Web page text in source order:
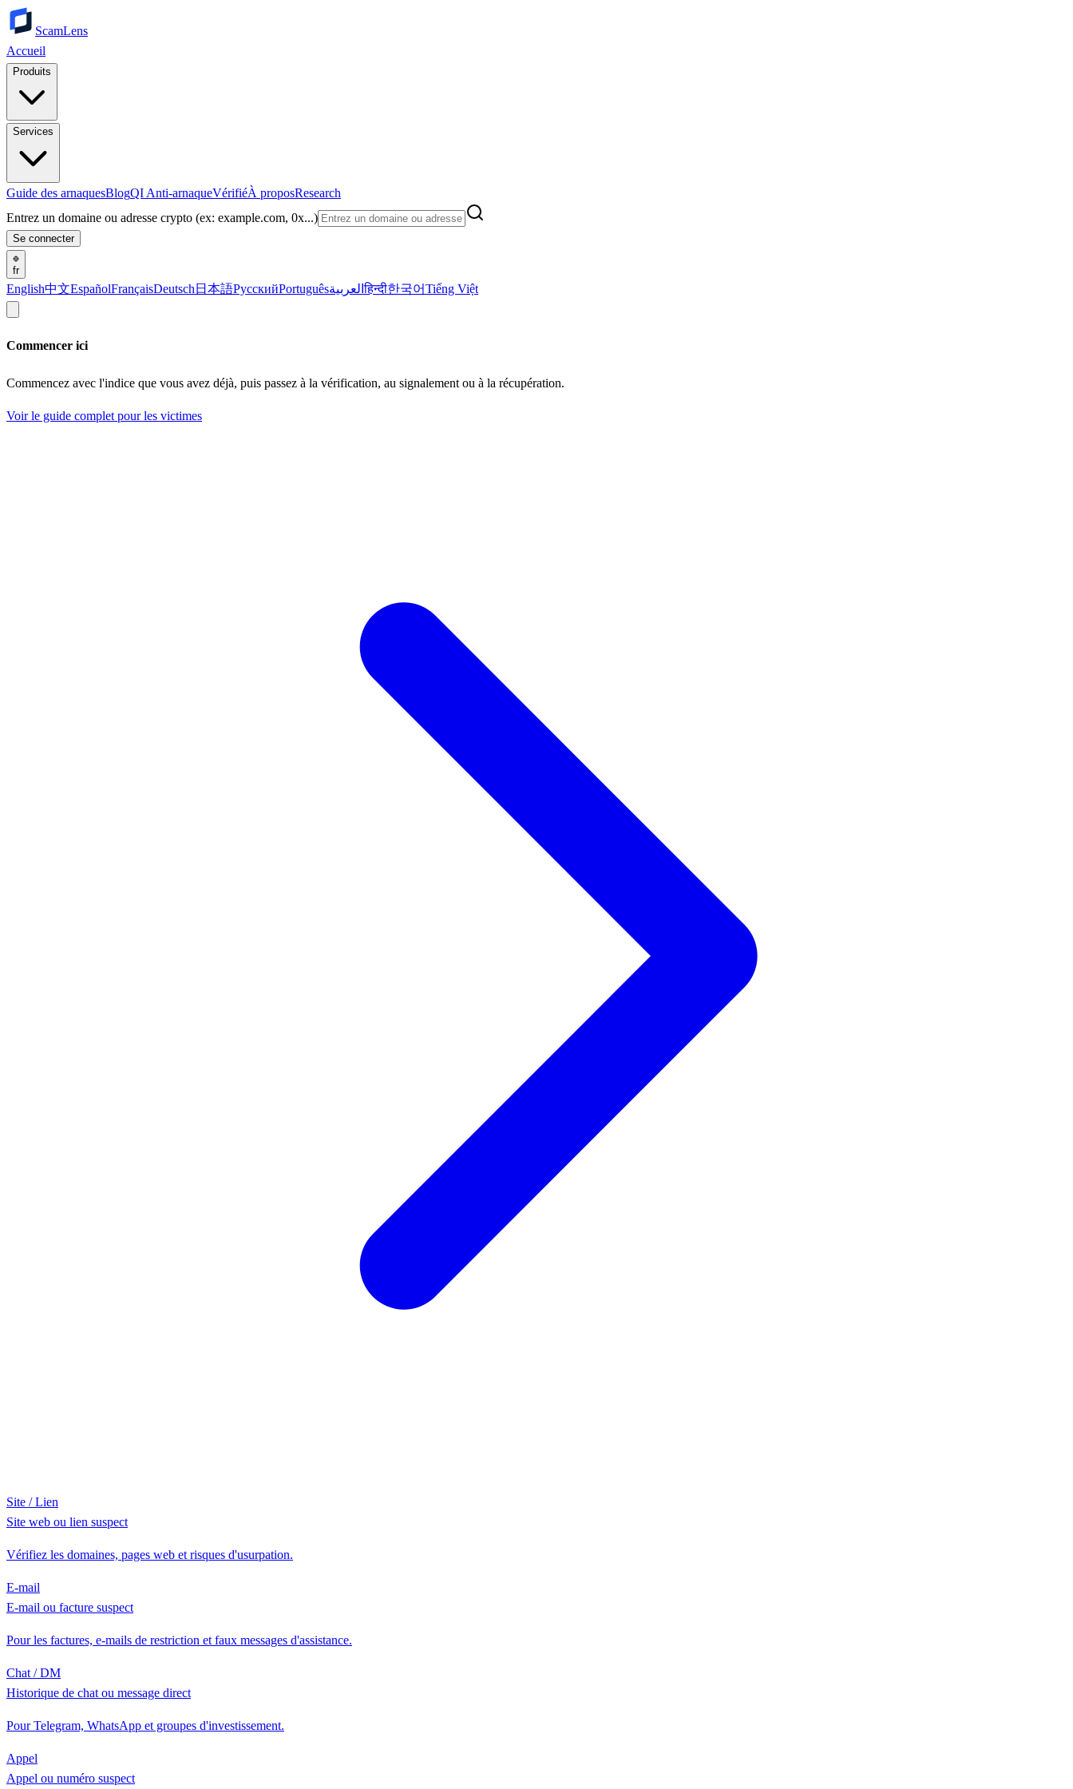
ScamLens
Accueil
Produits
Services
Guide des arnaquesBlogQI Anti-arnaqueVérifiéÀ proposResearch
Entrez un domaine ou adresse crypto (ex: example.com, 0x...)
Se connecter
fr
English中文EspañolFrançaisDeutsch 日本語РусскийPortuguêsالعربيةहिन्दी한국어Tiếng Việt
Commencer ici
Commencez avec l'indice que vous avez déjà, puis passez à la vérification, au signalement ou à la récupération.
Voir le guide complet pour les victimes
Site / Lien
Site web ou lien suspect
Vérifiez les domaines, pages web et risques d'usurpation.
E-mail
E-mail ou facture suspect
Pour les factures, e-mails de restriction et faux messages d'assistance.
Chat / DM
Historique de chat ou message direct
Pour Telegram, WhatsApp et groupes d'investissement.
Appel
Appel ou numéro suspect